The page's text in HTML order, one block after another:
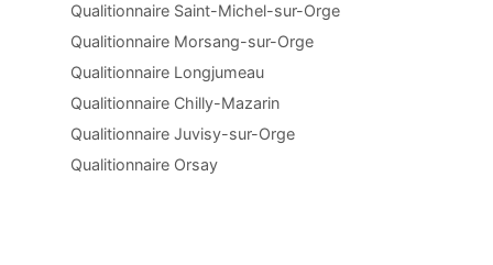
Qualitionnaire Saint-Michel-sur-Orge
Qualitionnaire Morsang-sur-Orge
Qualitionnaire Longjumeau
Qualitionnaire Chilly-Mazarin
Qualitionnaire Juvisy-sur-Orge
Qualitionnaire Orsay